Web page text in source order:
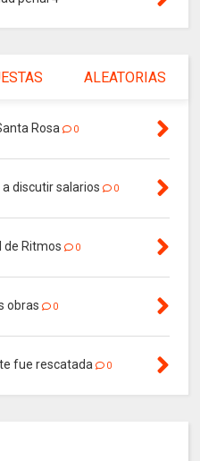
ALEATORIAS
Rosa 0
discutir salarios 0
de Ritmos 0
obras 0
fue rescatada 0